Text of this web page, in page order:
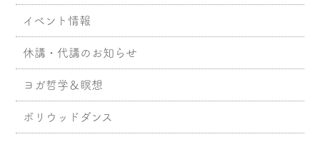
イベント情報
休講・代講のお知らせ
ヨガ哲学＆瞑想
ボリウッドダンス